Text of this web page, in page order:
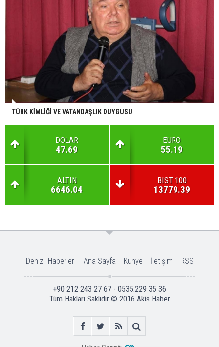
TÜRK KİMLİĞİ VE VATANDAŞLIK DUYGUSU
DOLAR
47.69
EURO
55.19
ALTIN
6646.04
BIST 100
13779.39
Denizli Haberleri Ana Sayfa Künye İletişim RSS
+90 212 243 27 67 - 0535.229 35 36
Tüm Hakları Saklıdır © 2016 Akis Haber